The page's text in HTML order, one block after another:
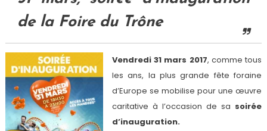
de la Foire du Trône
Vendredi 31 mars 2017, comme tous
les ans, la plus grande fête foraine
d’Europe se mobilise pour une œuvre
caritative à l’occasion de sa soirée
d’inauguration.